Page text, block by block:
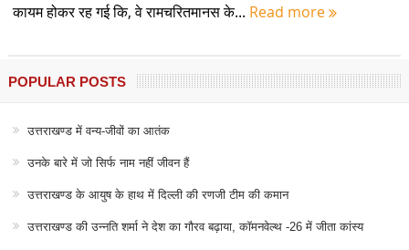
कायम होकर रह गई कि, वे रामचरितमानस के... Read more
POPULAR POSTS
उत्तराखण्ड में वन्य-जीवों का आतंक
उनके बारे में जो सिर्फ नाम नहीं जीवन हैं
उत्तराखण्ड के आयुष के हाथ में दिल्ली की रणजी टीम की कमान
उत्तराखण्ड की उन्नति शर्मा ने देश का गौरव बढ़ाया, कॉमनवेल्थ -26 में जीता कांस्य